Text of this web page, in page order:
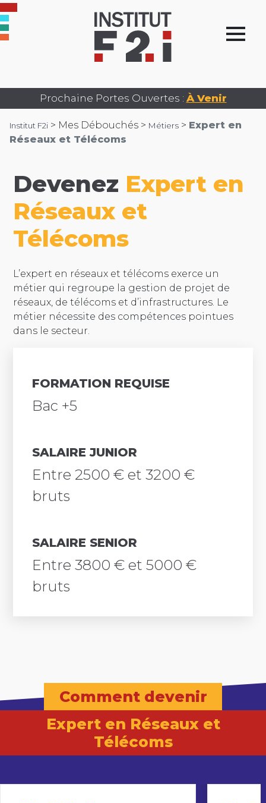
Prochaine Portes Ouvertes : À Venir
Institut F2i > Mes Débouchés > Métiers > Expert en
Réseaux et Télécoms
Devenez Expert en
Réseaux et
Télécoms
L’expert en réseaux et télécoms exerce un
métier qui regroupe la gestion de projet de
réseaux, de télécoms et d’infrastructures. Le
métier nécessite des compétences pointues
dans le secteur.
FORMATION REQUISE
Bac +5
SALAIRE JUNIOR
Entre 2500 € et 3200 €
bruts
SALAIRE SENIOR
Entre 3800 € et 5000 €
bruts
Comment devenir
Expert en Réseaux et
Télécoms